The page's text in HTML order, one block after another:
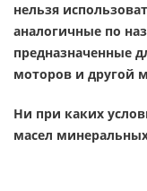
нельзя
аналогичные по
предназначенные
моторов и другой
Ни при каких
масел